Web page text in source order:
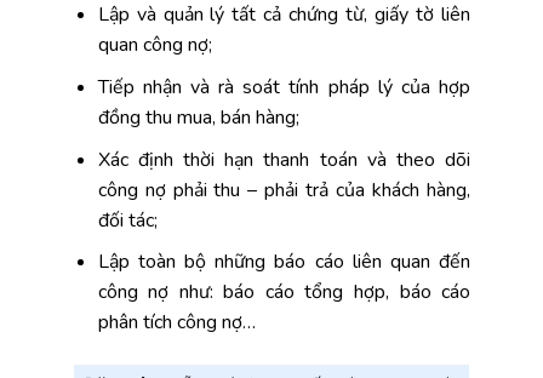
Lập và quản lý tất cả chứng từ, giấy tờ liên
quan công nợ;
Tiếp nhận và rà soát tính pháp lý của hợp
đồng thu mua, bán hàng;
Xác định thời hạn thanh toán và theo dõi
công nợ phải thu – phải trả của khách hàng,
đối tác;
Lập toàn bộ những báo cáo liên quan đến
công nợ như: báo cáo tổng hợp, báo cáo
phân tích công nợ…